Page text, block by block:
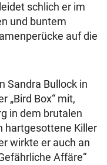
schlich er im
und buntem
auf die
Sandra Bullock in
„Bird Box“ mit,
in dem brutalen
hartgesottene Killer
wirkte er auch an
Affäre“